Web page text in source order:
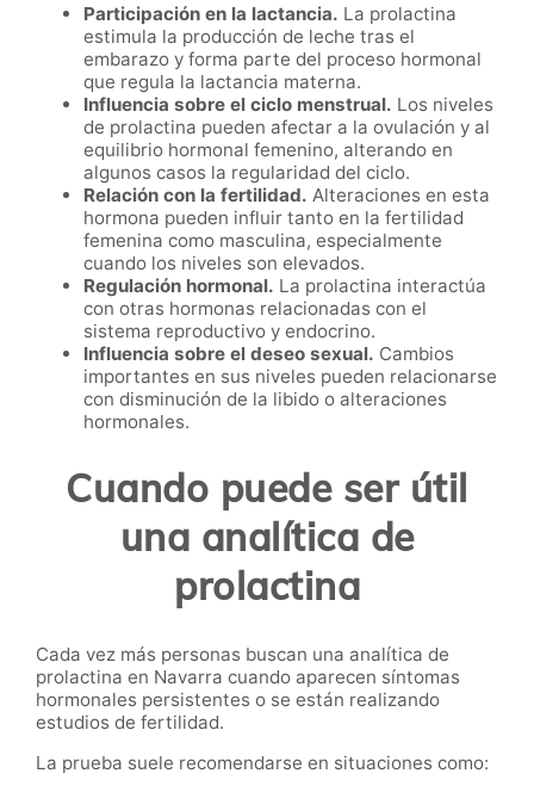
Participación en la lactancia. La prolactina
estimula la producción de leche tras el
embarazo y forma parte del proceso hormonal
que regula la lactancia materna.
Influencia sobre el ciclo menstrual. Los niveles
de prolactina pueden afectar a la ovulación y al
equilibrio hormonal femenino, alterando en
algunos casos la regularidad del ciclo.
Relación con la fertilidad. Alteraciones en esta
hormona pueden influir tanto en la fertilidad
femenina como masculina, especialmente
cuando los niveles son elevados.
Regulación hormonal. La prolactina interactúa
con otras hormonas relacionadas con el
sistema reproductivo y endocrino.
Influencia sobre el deseo sexual. Cambios
importantes en sus niveles pueden relacionarse
con disminución de la libido o alteraciones
hormonales.
Cuando puede ser útil
una analítica de
prolactina
Cada vez más personas buscan una analítica de
prolactina en Navarra cuando aparecen síntomas
hormonales persistentes o se están realizando
estudios de fertilidad.
La prueba suele recomendarse en situaciones como: